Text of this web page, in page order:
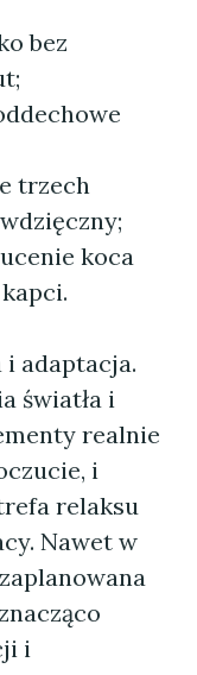
bez
trzech
koca
adaptacja.
światła i
realnie
i
relaksu
Nawet w
i